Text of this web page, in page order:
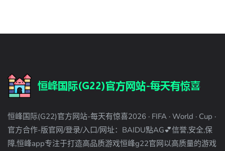
恒峰国际(G22)官方网站-每天有惊喜2026 · FIFA · World · Cup ·
官方合作-版官网/登录/入口/网址：BAIDU點AG💕信誉,安全,保
障,恒峰app专注于打造高品质游戏恒峰g22官网以高质量的游戏